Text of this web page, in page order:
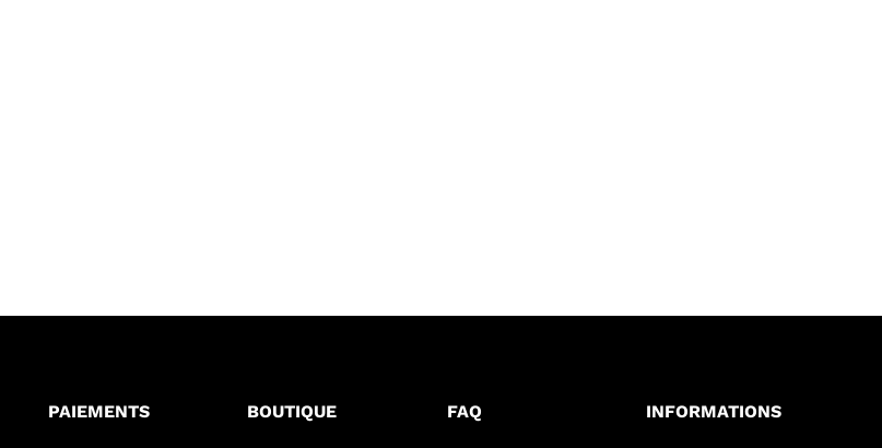
PAIEMENTS BOUTIQUE FAQ INFORMATIONS